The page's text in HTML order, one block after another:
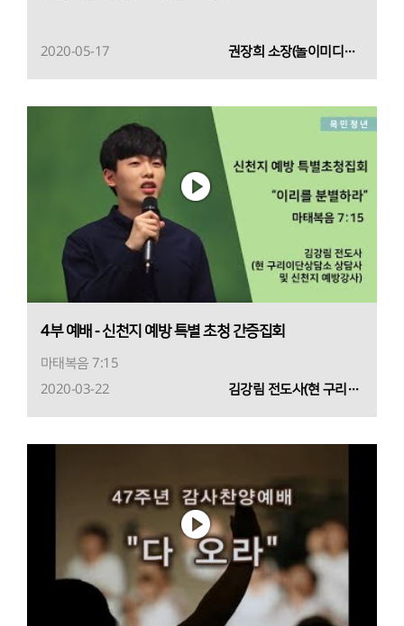
2020-05-17 권장희 소장(놀이미디어교육센터)
4부 예배 - 신천지 예방 특별 초청 간증집회
마태복음 7:15
2020-03-22
김강림 전도사(현 구리이단상담소 상담사 및 신천지 예방 강사)